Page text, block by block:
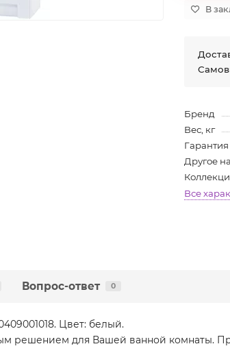
В
Бренд
Вес, кг
Гарантия
Другое
Все
Вопрос-ответ 0
Цвет: белый.
решением для Вашей ванной комнаты.